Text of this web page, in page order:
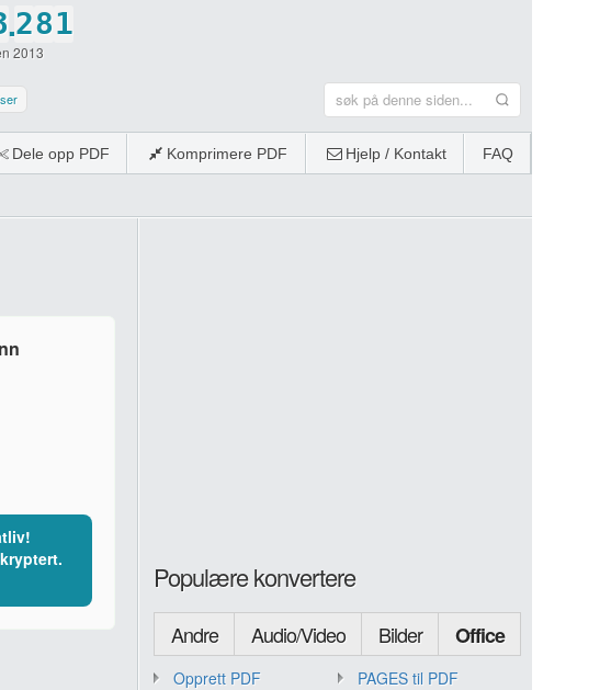
.2
3
4
5
6
7
8
9
1
4
5
6
2013
Dele opp PDF Komprimere PDF Hjelp / Kontakt FAQ
Populære konvertere
Andre Audio/Video Bilder Office
Opprett PDF
PAGES til PDF